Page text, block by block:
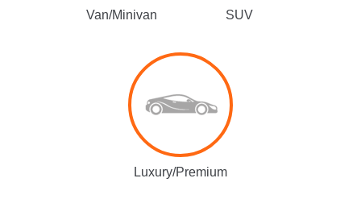
Van/Minivan SUV
Luxury/Premium